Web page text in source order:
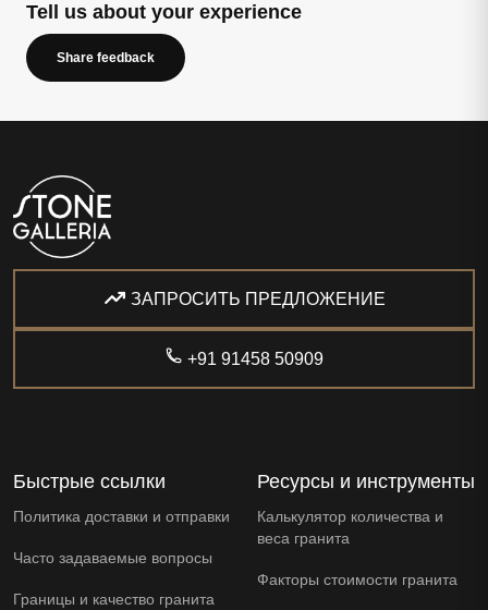
Tell us about your experience
Share feedback
ЗАПРОСИТЬ ПРЕДЛОЖЕНИЕ
+91 91458 50909
Быстрые ссылки
Политика доставки и отправки
Часто задаваемые вопросы
Границы и качество гранита
Ресурсы и инструменты
Калькулятор количества и
веса гранита
Факторы стоимости гранита